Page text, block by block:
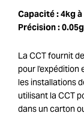
Capacité :4kg
Précision :
La CCT fournit
pour l'expédition
les installations
utilisant la CCT
dans un carton